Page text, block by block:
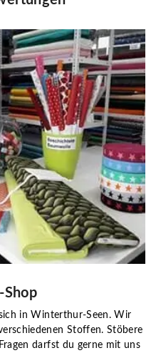
in Winterthur-Seen. Wir
Stoffen. Stöbere
darfst du gerne mit uns